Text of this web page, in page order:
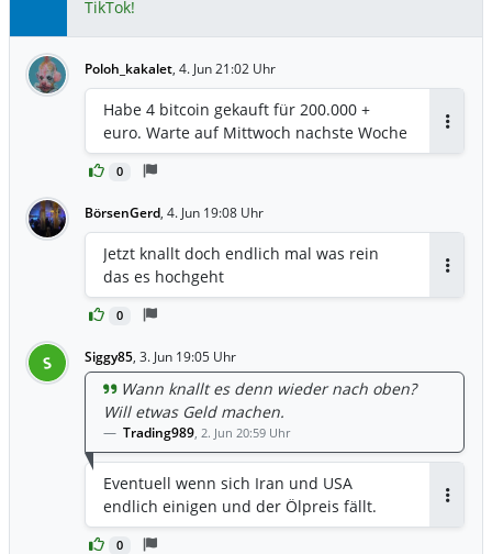
TikTok!
Poloh_kakalet, 4. Jun 21:02 Uhr
0
Habe 4 bitcoin gekauft für 200.000 +
euro. Warte auf Mittwoch nachste Woche
BörsenGerd, 4. Jun 19:08 Uhr
0
Jetzt knallt doch endlich mal was rein
das es hochgeht
S Siggy85, 3. Jun 19:05 Uhr
0
Wann knallt es denn wieder nach oben?
Will etwas Geld machen.
Trading989, 2. Jun 20:59 Uhr
Eventuell wenn sich Iran und USA
endlich einigen und der Ölpreis fällt.